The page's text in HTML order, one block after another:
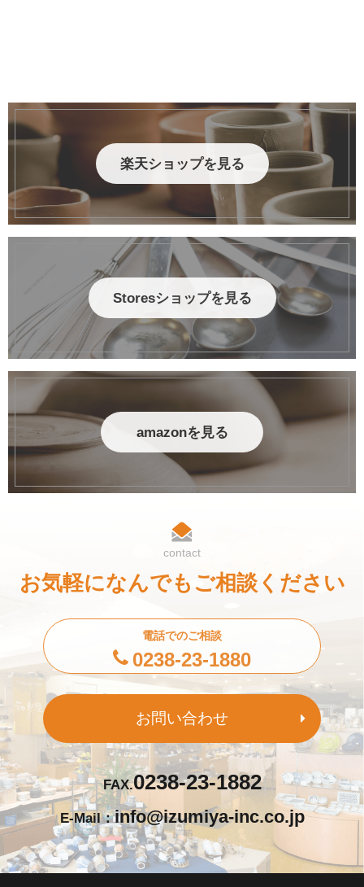
楽天ショップを見る
Storesショップを見る
amazonを見る
contact
お気軽になんでもご相談ください
電話でのご相談
0238-23-1880
お問い合わせ
FAX.0238-23-1882
E-Mail：info@izumiya-inc.co.jp